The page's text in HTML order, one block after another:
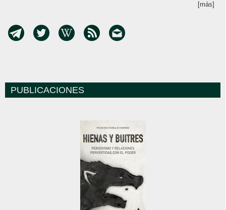
[más]
PUBLICACIONES